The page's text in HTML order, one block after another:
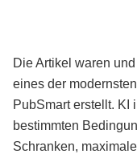
Die Artikel waren
eines der
PubSmart erstellt. KI
bestimmten
Schranken,